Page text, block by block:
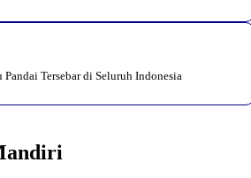
Pandai Tersebar di Seluruh Indonesia